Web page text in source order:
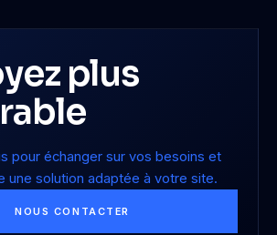
plus
pour échanger sur vos besoins et
une solution adaptée à votre site.
NOUS CONTACTER